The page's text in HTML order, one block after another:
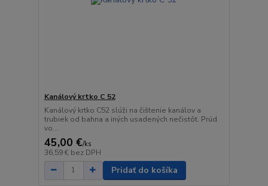
Kanálový krtko C 52
Kanálový krtko C52 slúži na čištenie kanálov a
trubiek od bahna a iných usadených nečistôt. Prúd
vo...
45,00 €/ks
36,59 € bez DPH
Pridať do košíka